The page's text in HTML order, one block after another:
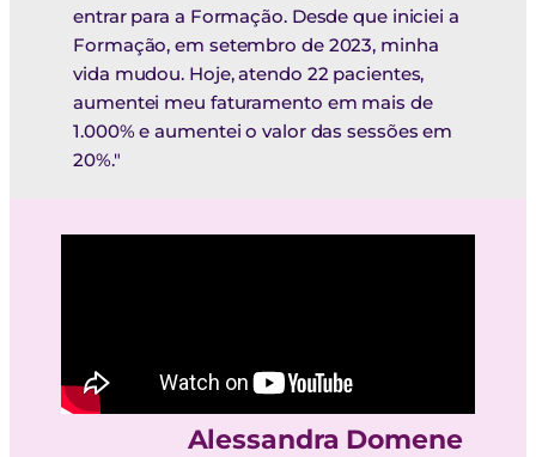
entrar para a Formação. Desde que iniciei a
Formação, em setembro de 2023, minha
vida mudou. Hoje, atendo 22 pacientes,
aumentei meu faturamento em mais de
1.000% e aumentei o valor das sessões em
20%."
Alessandra Domene